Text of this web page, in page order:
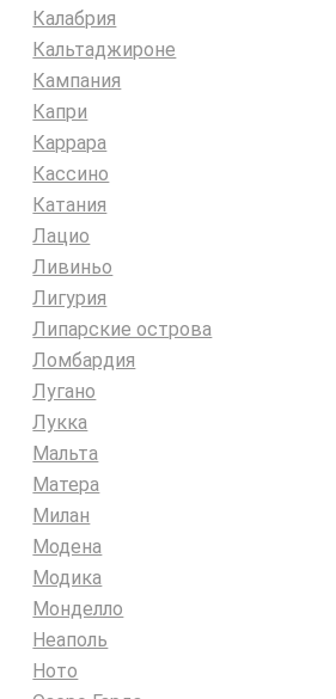
Калабрия
Кальтаджироне
Кампания
Капри
Каррара
Кассино
Катания
Лацио
Ливиньо
Лигурия
Липарские острова
Ломбардия
Лугано
Лукка
Мальта
Матера
Милан
Модена
Модика
Монделло
Неаполь
Ното